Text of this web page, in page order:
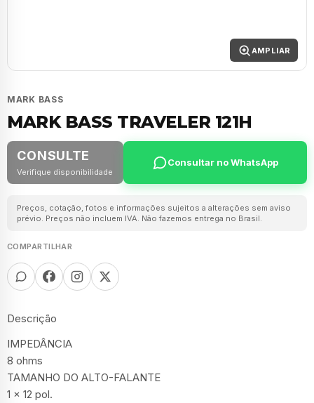
AMPLIAR
MARK BASS
MARK BASS TRAVELER 121H
CONSULTE
Verifique disponibilidade
Consultar no WhatsApp
Preços, cotação, fotos e informações sujeitos a alterações sem aviso
prévio. Preços não incluem IVA. Não fazemos entrega no Brasil.
COMPARTILHAR
Descrição
IMPEDÂNCIA
8 ohms
TAMANHO DO ALTO-FALANTE
1 x 12 pol.